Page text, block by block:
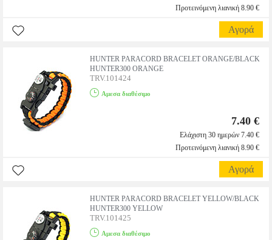
Προτεινόμενη λιανική 8.90 €
Αγορά
HUNTER PARACORD BRACELET ORANGE/BLACK
HUNTER300 ORANGE
TRV.101424
Αμεσα διαθέσιμο
7.40 €
Ελάχιστη 30 ημερών 7.40 €
Προτεινόμενη λιανική 8.90 €
Αγορά
HUNTER PARACORD BRACELET YELLOW/BLACK
HUNTER300 YELLOW
TRV.101425
Αμεσα διαθέσιμο